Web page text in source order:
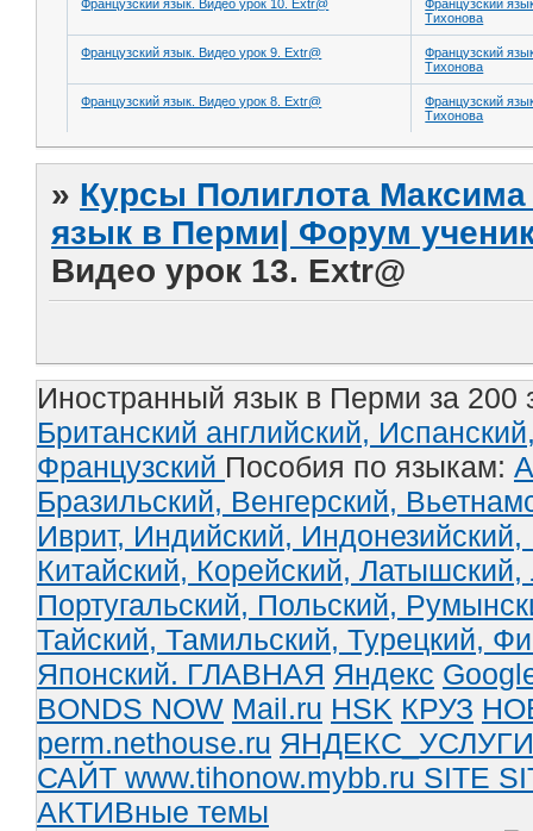
Французский язык. Видео урок 10. Extr@
Французский
Тихонова
Французский язык. Видео урок 9. Extr@
Французский
Тихонова
Французский язык. Видео урок 8. Extr@
Французский
Тихонова
» Курсы Полиглота
язык в Перми| Форум
Видео урок 13. Extr@
Иностранный язык в Перми за 200
Британский английский,
Французский Пособия по языкам:
Бразильский, Венгерский,
Иврит, Индийский, Индонезийский,
Китайский, Корейский, Латышский,
Португальский, Польский,
Тайский, Тамильский, Турецкий,
Японский. ГЛАВНАЯ Яндекс
BONDS NOW Mail.ru HSK КРУЗ
perm.nethouse.ru ЯНДЕКС_УСЛУГИ
САЙТ www.tihonow.mybb.ru SITE
АКТИВные темы